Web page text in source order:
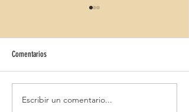
Comentarios
Escribir un comentario...